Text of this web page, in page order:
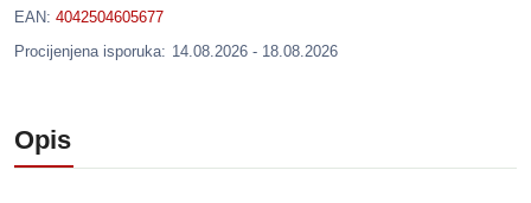
EAN: 4042504605677
Procijenjena isporuka: 14.08.2026 - 18.08.2026
Opis